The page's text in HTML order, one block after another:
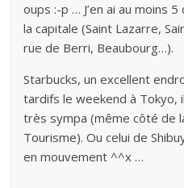
oups :-p … J’en ai au moins
la capitale (Saint Lazarre,
rue de Berri, Beaubourg…).
Starbucks, un excellent
tardifs le weekend à Tokyo,
très sympa (même côté de
Tourisme). Ou celui de
en mouvement ^^x …